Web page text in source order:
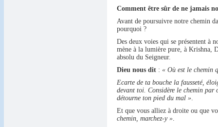
Comment être sûr de ne jamais
Avant de poursuivre notre chemin
pourquoi ?
Des deux voies qui se présentent à
mène à la lumière pure, à Krishna,
absolu du Seigneur.
Dieu nous dit : « Où est le chemin
Ecarte de ta bouche la fausseté,
devant toi. Considère le chemin par
détourne ton pied du mal ».
Et que vous alliez à droite ou que
chemin, marchez-y ».